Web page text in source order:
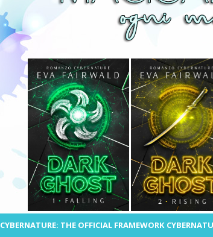
CYBERNATURE: THE OFFICIAL FRAMEWORK